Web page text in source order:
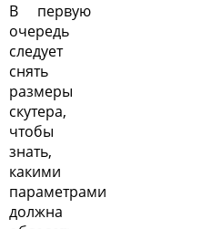
В первую
очередь
следует
снять
размеры
скутера,
чтобы
знать,
какими
параметрами
должна